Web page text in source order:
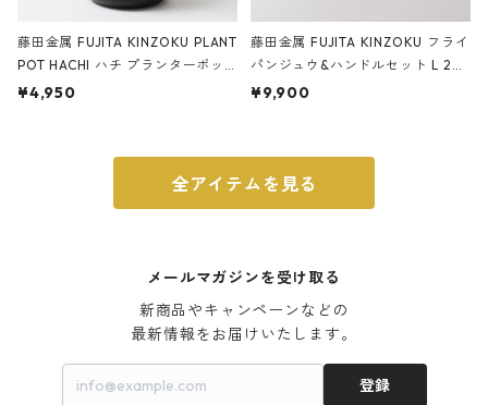
藤田金属 FUJITA KINZOKU PLANT
POT HACHI ハチ プランターポッ
ト 3号 ブラック
¥4,950
藤田金属 FUJITA KINZOKU フライ
パンジュウ&ハンドルセット L 24c
m ガス火・IH対応 鉄フライパン
¥9,900
全アイテムを見る
メールマガジンを受け取る
新商品やキャンペーンなどの
最新情報をお届けいたします。
登録